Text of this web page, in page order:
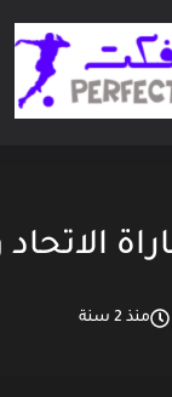
الاتحاد
منذ 2 سنة